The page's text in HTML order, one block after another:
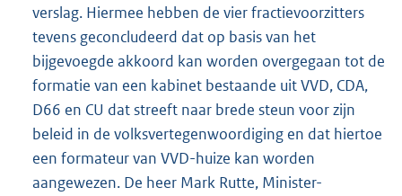
verslag. Hiermee hebben de vier fractievoorzitters
tevens geconcludeerd dat op basis van het
bijgevoegde akkoord kan worden overgegaan tot de
formatie van een kabinet bestaande uit VVD, CDA,
D66 en CU dat streeft naar brede steun voor zijn
beleid in de volksvertegenwoordiging en dat hiertoe
een formateur van VVD-huize kan worden
aangewezen. De heer Mark Rutte, Minister-